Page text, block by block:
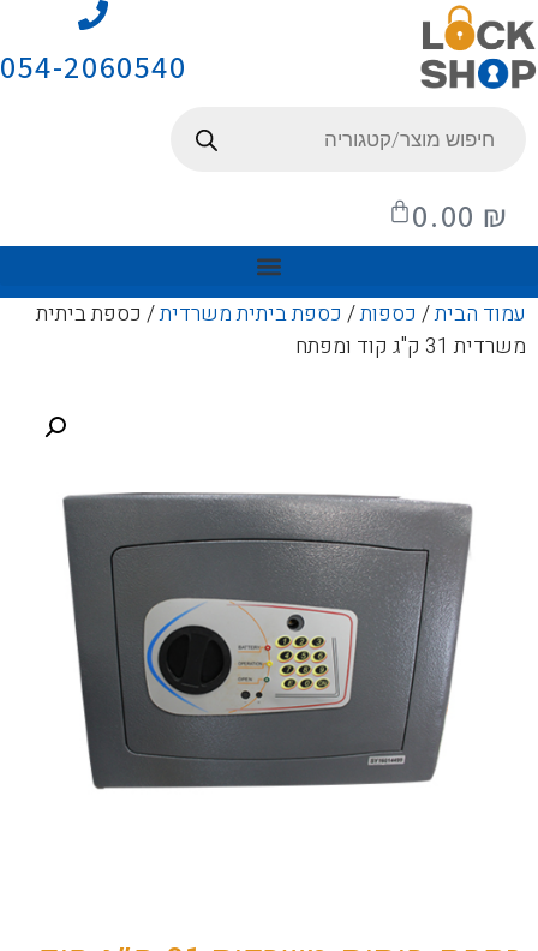
054-2060540
0.00 ₪
עמוד הבית/ כספות/ כספת ביתית משרדית/ כספת ביתית
משרדית 31 ק"ג קוד ומפתח